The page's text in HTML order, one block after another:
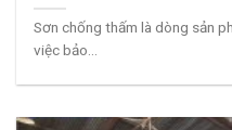
Sơn chống thấm là dòng sản
việc bảo...